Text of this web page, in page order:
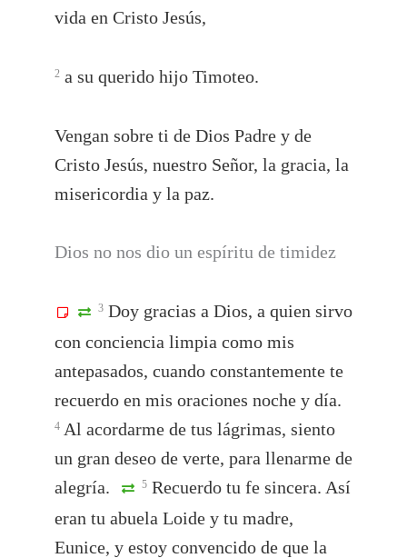
vida en Cristo Jesús,
2 a su querido hijo Timoteo.
Vengan sobre ti de Dios Padre y de
Cristo Jesús, nuestro Señor, la gracia, la
misericordia y la paz.
Dios no nos dio un espíritu de timidez
3 Doy gracias a Dios, a quien sirvo
con conciencia limpia como mis
antepasados, cuando constantemente te
recuerdo en mis oraciones noche y día.
4 Al acordarme de tus lágrimas, siento
un gran deseo de verte, para llenarme de
alegría.
5 Recuerdo tu fe sincera. Así
eran tu abuela Loide y tu madre,
Eunice, y estoy convencido de que la